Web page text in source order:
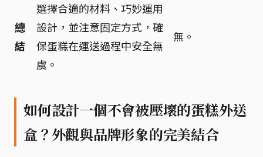
總
結
選擇合適的材料、巧妙運用
設計，並注意固定方式，確
保蛋糕在運送過程中安全無
虞。
無。
如何設計一個不會被壓壞的蛋糕外送
盒？外觀與品牌形象的完美結合